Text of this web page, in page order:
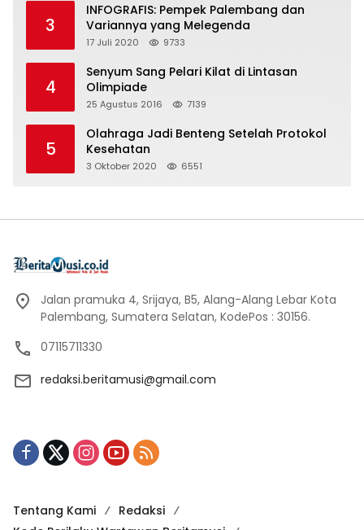
3
INFOGRAFIS: Pempek Palembang dan
Variannya yang Melegenda
17 Juli 2020 9733
4
Senyum Sang Pelari Kilat di Lintasan
Olimpiade
25 Agustus 2016 7139
5
Olahraga Jadi Benteng Setelah Protokol
Kesehatan
3 Oktober 2020 6551
Jalan pramuka 4, Srijaya, B5, Alang-Alang Lebar Kota
Palembang, Sumatera Selatan, KodePos : 30156.
07115711330
redaksi.beritamusi@gmail.com
Tentang Kami
Redaksi